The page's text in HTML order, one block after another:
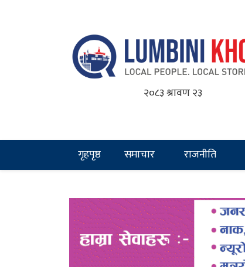
२०८३ श्रावण २३
गृहपृष्ठ समाचार राजनीति